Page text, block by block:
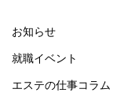
お知らせ
就職イベント
エステの仕事コラム